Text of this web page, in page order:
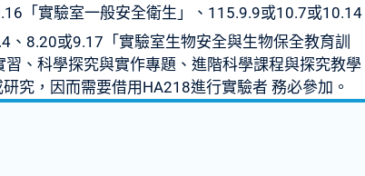
「實驗室一般安全衛生」、115.9.9或10.7或10.14
8.20或9.17「實驗室生物安全與生物保全教育訓
、科學探究與實作專題、進階科學課程與探究教學
究，因而需要借用HA218進行實驗者 務必參加。